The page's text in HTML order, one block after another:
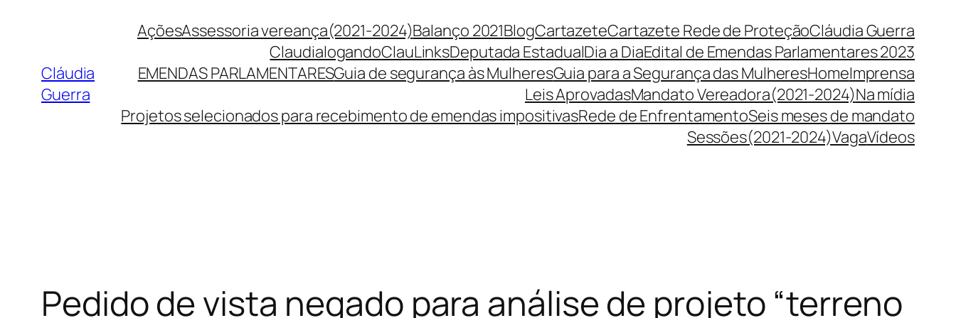
conteúdo
Cláudia
Guerra
AçõesAssessoria vereança(2021-2024)Balanço 2021BlogCartazeteCartazete Rede de ProteçãoCláudia Guerra
ClaudialogandoClauLinksDeputada EstadualDia a DiaEdital de Emendas Parlamentares 2023
EMENDAS PARLAMENTARESGuia de segurança às MulheresGuia para a Segurança das MulheresHomeImprensa
Leis AprovadasMandato Vereadora(2021-2024)Na mídia
Projetos selecionados para recebimento de emendas impositivasRede de EnfrentamentoSeis meses de mandato
Sessões(2021-2024)VagaVídeos
Pedido de vista negado para análise de projeto “terreno